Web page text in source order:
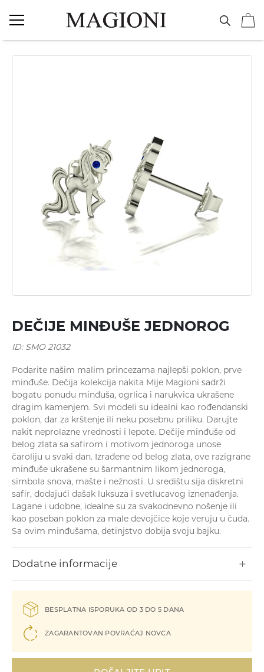
Ogrlice
Prstenje
DEČIJE MINĐUŠE JEDNOROG
BESPLATNA ISPORUKA OD 3 DO 5 DANA
ZAGARANTOVAN POVRAĆAJ NOVCA
Podarite našim malim princezama najlepši poklon, prve
minđuše. Dečija kolekcija nakita Mije Magioni sadrži
bogatu ponudu minđuša, ogrlica i narukvica ukrašene
dragim kamenjem. Svi modeli su idealni kao rođendanski
poklon, dar za krštenje ili neku posebnu priliku. Darujte
nakit neprolazne vrednosti i lepote. Dečije minđuše od
belog zlata sa safirom i motivom jednoroga unose
čaroliju u svaki dan. Izrađene od belog zlata, ove razigrane
minđuše ukrašene su šarmantnim likom jednoroga,
simbola snova, mašte i nežnosti. U središtu sija diskretni
safir, dodajući dašak luksuza i svetlucavog iznenađenja.
Lagane i udobne, idealne su za svakodnevno nošenje ili
kao poseban poklon za male devojčice koje veruju u čuda.
Sa ovim minđušama, detinjstvo dobija svoju bajku.
Dodatne informacije
ID: SMO 21032